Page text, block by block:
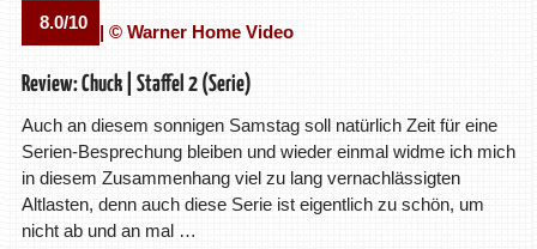
8.0/10
Review: Chuck | Staffel 2 (Serie)
Auch an diesem sonnigen Samstag soll natürlich Zeit für eine
Serien-Besprechung bleiben und wieder einmal widme ich mich
in diesem Zusammenhang viel zu lang vernachlässigten
Altlasten, denn auch diese Serie ist eigentlich zu schön, um
nicht ab und an mal …